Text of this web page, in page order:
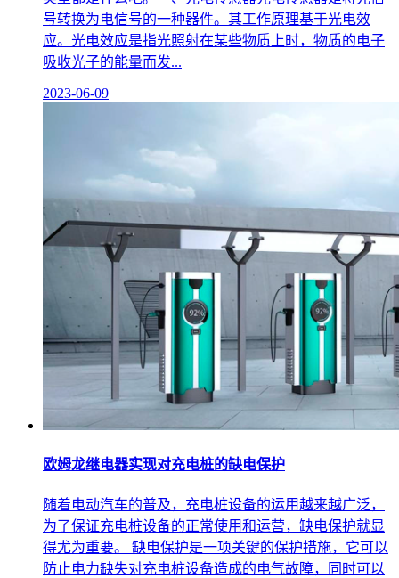
号转换为电信号的一种器件。其工作原理基于光电效
应。光电效应是指光照射在某些物质上时，物质的电子
吸收光子的能量而发...
2023-06-09
欧姆龙继电器实现对充电桩的缺电保护
随着电动汽车的普及，充电桩设备的运用越来越广泛，
为了保证充电桩设备的正常使用和运营，缺电保护就显
得尤为重要。 缺电保护是一项关键的保护措施，它可以
防止电力缺失对充电桩设备造成的电气故障，同时可以